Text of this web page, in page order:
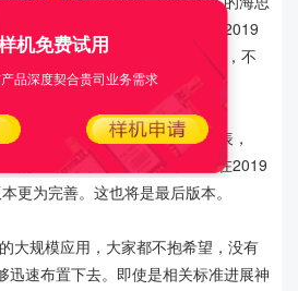
持5G网络的麒麟处理器，预计2019
年推出第一个R10版本的5G芯片，不
真正的5G标准。
和ITU(国际电信联盟)的时间表，
的5G标准版本，即R15。R16在2019
更为完善。这也将是最后版本。
规模应用，大家都不抱希望，没有
迅速布置下去。即使是相关标准进展神
机免费试用
品深度契合贵司业务需求